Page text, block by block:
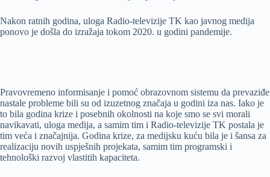
Nakon ratnih godina, uloga Radio-televizije TK kao javnog medija
ponovo je došla do izražaja tokom 2020. u godini pandemije.
Pravovremeno informisanje i pomoć obrazovnom sistemu da prevaziđe
nastale probleme bili su od izuzetnog značaja u godini iza nas. Iako je
to bila godina krize i posebnih okolnosti na koje smo se svi morali
navikavati, uloga medija, a samim tim i Radio-televizije TK postala je
tim veća i značajnija. Godina krize, za medijsku kuću bila je i šansa za
realizaciju novih uspješnih projekata, samim tim programski i
tehnološki razvoj vlastitih kapaciteta.